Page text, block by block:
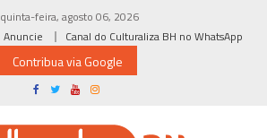
quinta-feira, agosto 06, 2026
Anuncie Canal do Culturaliza BH no WhatsApp
Contribua via Google